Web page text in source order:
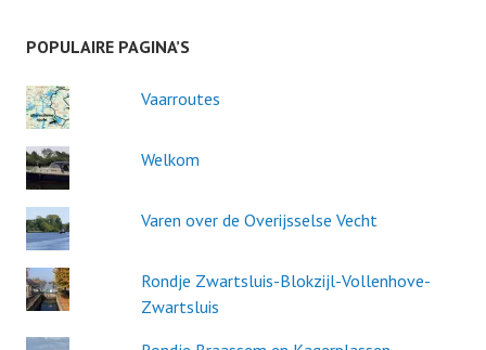
POPULAIRE PAGINA’S
Vaarroutes
Welkom
Varen over de Overijsselse Vecht
Rondje Zwartsluis-Blokzijl-Vollenhove-
Zwartsluis